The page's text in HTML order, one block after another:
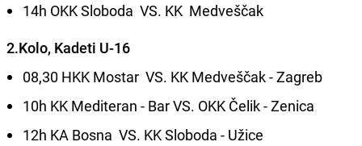
14h OKK Sloboda VS. KK Medveščak
2.Kolo, Kadeti U-16
08,30 HKK Mostar VS. KK Medveščak - Zagreb
10h KK Mediteran - Bar VS. OKK Čelik - Zenica
12h KA Bosna VS. KK Sloboda - Užice